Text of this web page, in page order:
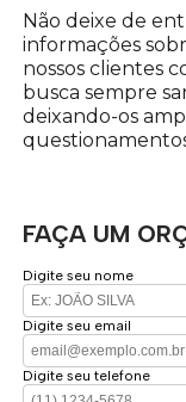
Não deixe de
informações
nossos clientes
busca sempre
deixando-os
FAÇA UM
Digite seu nome
Digite seu email
Digite seu telefone